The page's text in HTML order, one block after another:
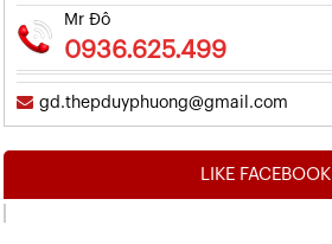
Mr Đô
0936.625.499
gd.thepduyphuong@gmail.com
LIKE FACEBOOK